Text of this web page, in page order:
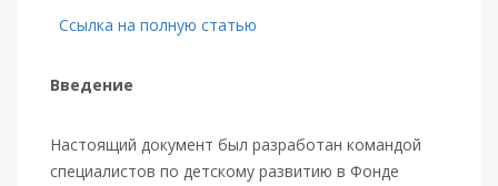
Ссылка на полную статью
Введение
Настоящий документ был разработан командой
специалистов по детскому развитию в Фонде